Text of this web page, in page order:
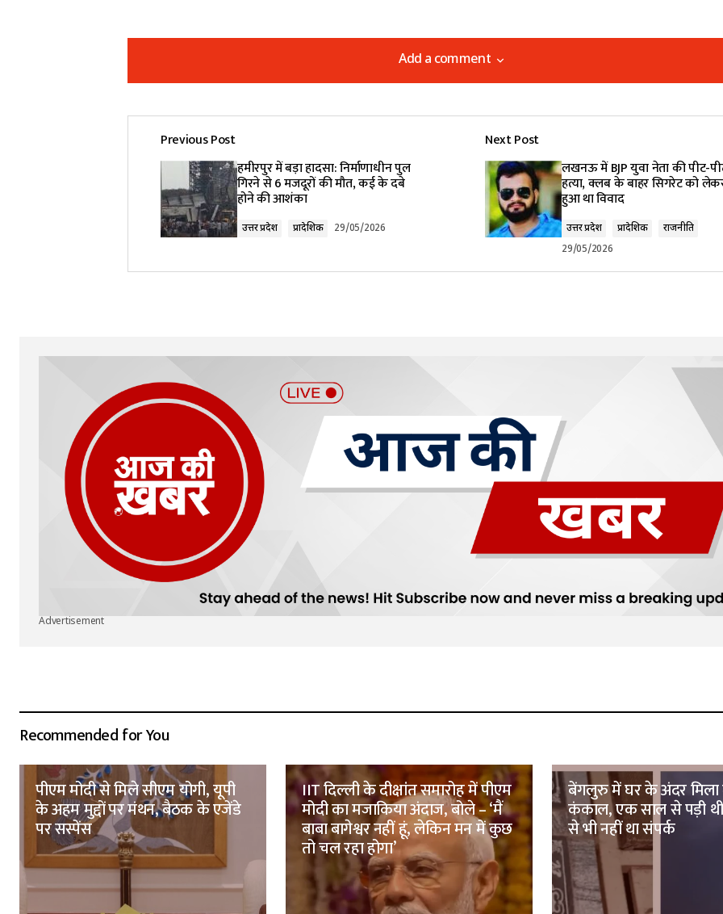
Add a comment
Add a comment
Your email address will not be published.Required fields are marked*
Comment*
Submit Comment
Previous Post
हमीरपुर में बड़ा हादसा: निर्माणाधीन पुल
गिरने से 6 मजदूरों की मौत, कई के दबे
होने की आशंका
उत्तर प्रदेश प्रादेशिक 29/05/2026
Next Post
लखनऊ में BJP युवा नेता की पीट-
हत्या, क्लब के बाहर सिगरेट को
हुआ था विवाद
उत्तर प्रदेश प्रादेशिक
राजनीति
29/05/2026
Advertisement
Recommended for You
पीएम मोदी से मिले सीएम योगी, यूपी
के अहम मुद्दों पर मंथन, बैठक के एजेंडे
पर सस्पेंस
IIT दिल्ली के दीक्षांत समारोह में पीएम
मोदी का मजाकिया अंदाज, बोले – ‘मैं
बाबा बागेश्वर नहीं हूं, लेकिन मन में कुछ
तो चल रहा होगा’
बेंगलुरु में घर के अंदर मिला
कंकाल, एक साल से पड़ी
से भी नहीं था संपर्क